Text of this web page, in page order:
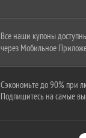
Все наши купоны
через Мобильное
Сэкономьте до 90% при
Подпишитесь на самые